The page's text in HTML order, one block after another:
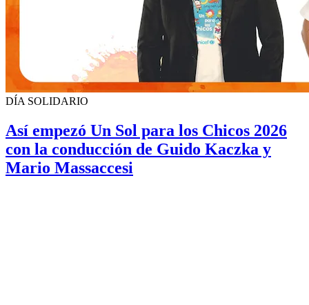
DÍA SOLIDARIO
Así empezó Un Sol para los Chicos 2026
con la conducción de Guido Kaczka y
Mario Massaccesi